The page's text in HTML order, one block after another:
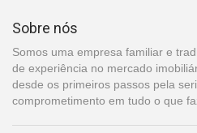
Sobre nós
Somos uma empresa familiar e
de experiência no mercado
desde os primeiros passos pela
comprometimento em tudo o que